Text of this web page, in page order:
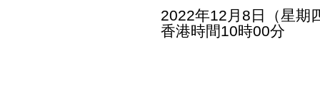
2022年12月8日（星期
香港時間10時00分